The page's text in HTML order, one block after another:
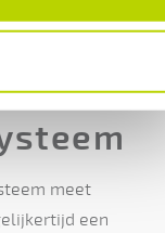
meet
een